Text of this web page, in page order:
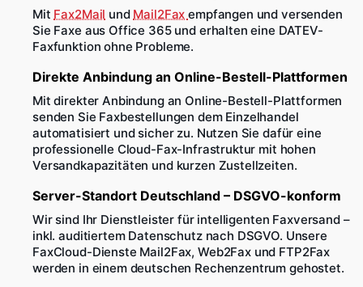
Mit Fax2Mail und Mail2Faxempfangen und versenden
Sie Faxe aus Office 365 und erhalten eine DATEV-
Faxfunktion ohne Probleme.
Direkte Anbindung an Online-Bestell-Plattformen
Mit direkter Anbindung an Online-Bestell-Plattformen
senden Sie Faxbestellungen dem Einzelhandel
automatisiert und sicher zu. Nutzen Sie dafür eine
professionelle Cloud-Fax-Infrastruktur mit hohen
Versandkapazitäten und kurzen Zustellzeiten.
Server-Standort Deutschland – DSGVO-konform
Wir sind Ihr Dienstleister für intelligenten Faxversand –
inkl. auditiertem Datenschutz nach DSGVO. Unsere
FaxCloud-Dienste Mail2Fax, Web2Fax und FTP2Fax
werden in einem deutschen Rechenzentrum gehostet.